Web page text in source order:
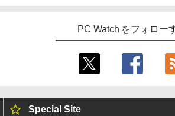
PC Watch をフォロー
Special Site